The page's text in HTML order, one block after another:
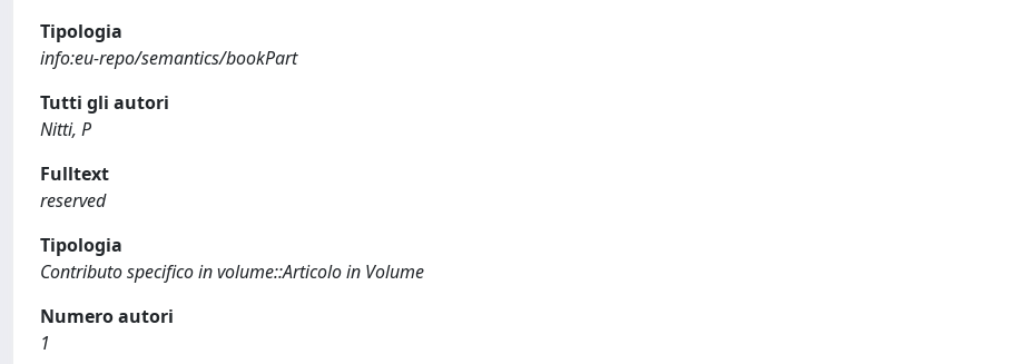
Tipologia
info:eu-repo/semantics/bookPart
Tutti gli autori
Nitti, P
Fulltext
reserved
Tipologia
Contributo specifico in volume::Articolo in Volume
Numero autori
1